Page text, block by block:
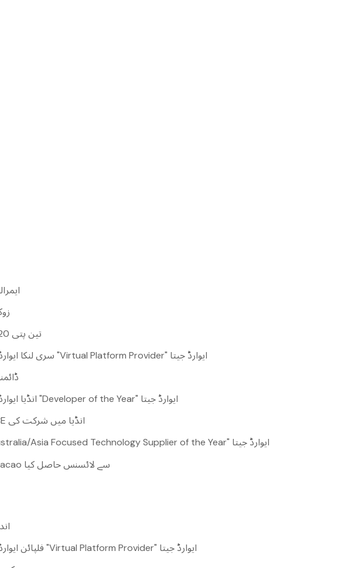
تین پتی 20-20 لانچ کیا
SPiCE سری لنکا ایوارڈز میں "Virtual Platform Provider" ایوارڈ جیتا
SPiCE انڈیا ایوارڈز میں "Developer of the Year" ایوارڈ جیتا
پہلی بار SPiCE انڈیا میں شرکت کی
IGA میں "Australia/Asia Focused Technology Supplier of the Year" ایوارڈ جیتا
Gaming Curacao سے لائسنس حاصل کیا
SPiCE فلپائن ایوارڈز میں "Virtual Platform Provider" ایوارڈ جیتا